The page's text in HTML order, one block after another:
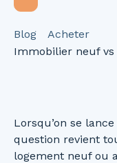
Blog
Acheter
Immobilier neuf
Lorsqu’on se
question revient
logement neuf ou